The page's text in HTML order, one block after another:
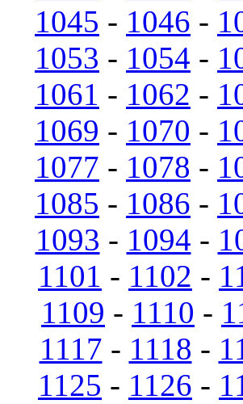
1045 - 1046 -
1053 - 1054 -
1061 - 1062 -
1069 - 1070 -
1077 - 1078 -
1085 - 1086 -
1093 - 1094 -
1101 - 1102 -
1109 - 1110 -
1117 - 1118 -
1125 - 1126 -